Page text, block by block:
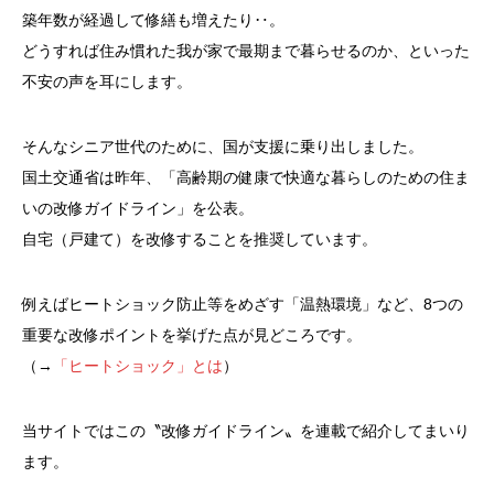
築年数が経過して修繕も増えたり‥。
どうすれば住み慣れた我が家で最期まで暮らせるのか、といった
不安の声を耳にします。
そんなシニア世代のために、国が支援に乗り出しました。
国土交通省は昨年、「高齢期の健康で快適な暮らしのための住ま
いの改修ガイドライン」を公表。
自宅（戸建て）を改修することを推奨しています。
例えばヒートショック防止等をめざす「温熱環境」など、8つの
重要な改修ポイントを挙げた点が見どころです。
（→
「ヒートショック」とは）
当サイトではこの〝改修ガイドライン〟を連載で紹介してまいり
ます。